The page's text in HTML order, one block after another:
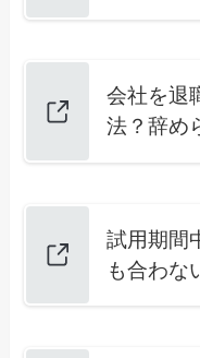
会社を退
法？辞め
試用期間
も合わな